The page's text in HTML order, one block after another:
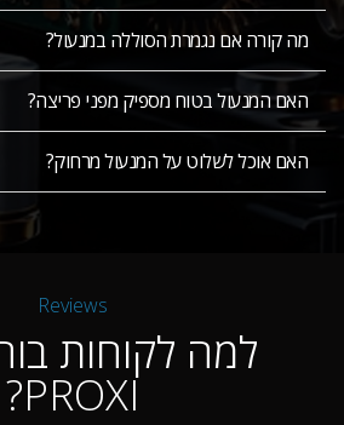
מה קורה אם נגמרת הסוללה במנעול?
האם המנעול בטוח מספיק מפני פריצה?
האם אוכל לשלוט על המנעול מרחוק?
Reviews
למה לקוחות
PROXI?